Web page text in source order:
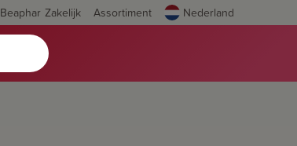
Beaphar Zakelijk Assortiment Nederland